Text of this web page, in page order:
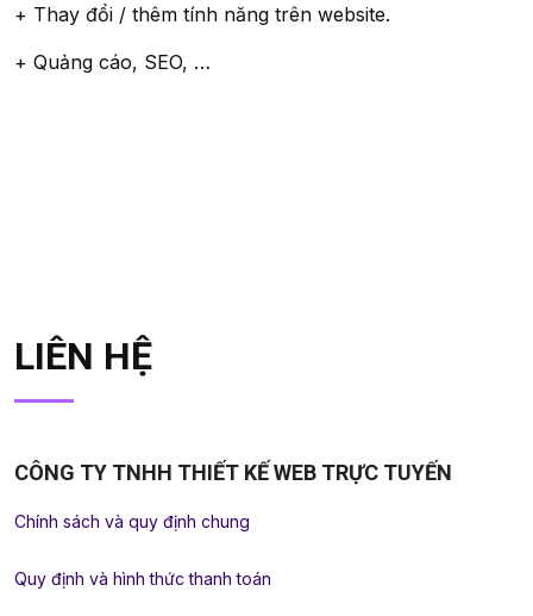
+ Thay đổi / thêm tính năng trên website.
+ Quảng cáo, SEO, …
LIÊN HỆ
CÔNG TY TNHH THIẾT KẾ WEB TRỰC TUYẾN
Chính sách và quy định chung
Quy định và hình thức thanh toán